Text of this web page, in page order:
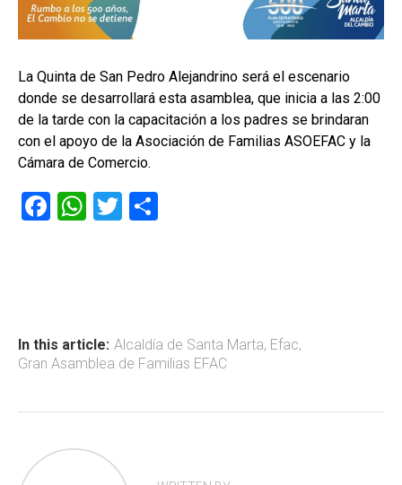
La Quinta de San Pedro Alejandrino será el escenario
donde se desarrollará esta asamblea, que inicia a las 2:00
de la tarde con la capacitación a los padres se brindaran
con el apoyo de la Asociación de Familias ASOEFAC y la
Cámara de Comercio.
F
ok
W
p
p
T
tir
In this article: Alcaldía de Santa Marta, Efac,
Gran Asamblea de Familias EFAC